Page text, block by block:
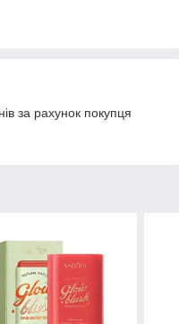
за рахунок покупця